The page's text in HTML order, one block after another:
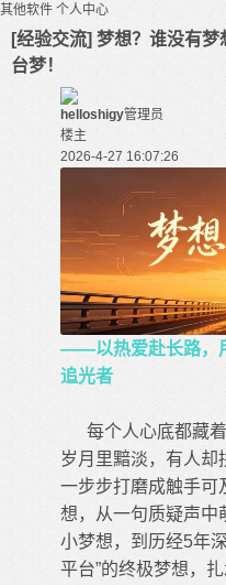
其他软件 个人中心
[经验交流] 梦想？谁没有
台梦！
helloshigy管理员
楼主
2026-4-27 16:07:26
——以热爱赴长路，
追光者
每个人心底都藏着
岁月里黯淡，有人却
一步步打磨成触手可
想，从一句质疑声中
小梦想，到历经5年
平台”的终极梦想，